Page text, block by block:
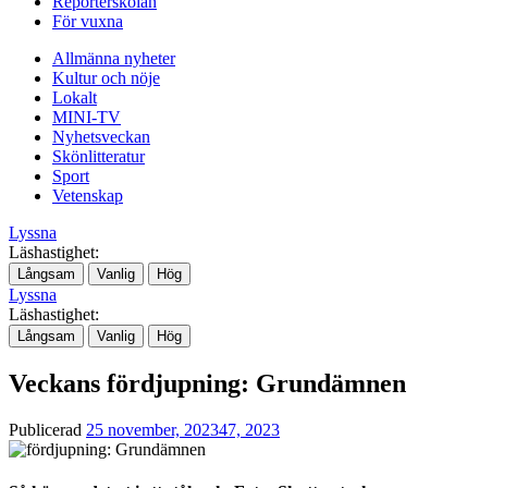
För vuxna
Allmänna nyheter
Kultur och nöje
Lokalt
MINI-TV
Nyhetsveckan
Skönlitteratur
Sport
Vetenskap
Lyssna
Läshastighet:
Långsam Vanlig Hög
Lyssna
Läshastighet:
Långsam Vanlig Hög
Veckans fördjupning: Grundämnen
Publicerad 25 november, 202347, 2023